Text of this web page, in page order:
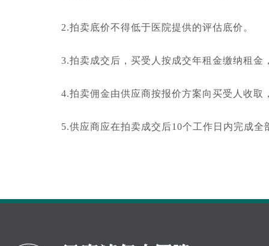
2.拍卖底价不得低于医院提供的评估底价。
3.拍卖成交后，买受人按成交年租金缴纳租
4.拍卖佣金由供应商按报价方案向买受人收取
5.供应商应在拍卖成交后10个工作日内完成全